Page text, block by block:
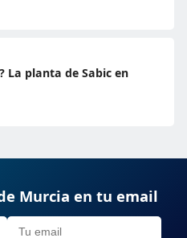
La planta de Sabic en
Murcia en tu email